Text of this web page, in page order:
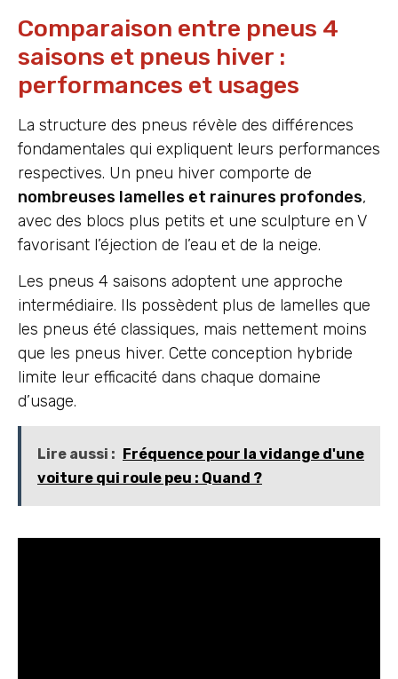
Comparaison entre pneus 4
saisons et pneus hiver :
performances et usages
La structure des pneus révèle des différences
fondamentales qui expliquent leurs performances
respectives. Un pneu hiver comporte de
nombreuses lamelles et rainures profondes,
avec des blocs plus petits et une sculpture en V
favorisant l’éjection de l’eau et de la neige.
Les pneus 4 saisons adoptent une approche
intermédiaire. Ils possèdent plus de lamelles que
les pneus été classiques, mais nettement moins
que les pneus hiver. Cette conception hybride
limite leur efficacité dans chaque domaine
d’usage.
Lire aussi :
Fréquence pour la vidange d'une
voiture qui roule peu : Quand ?